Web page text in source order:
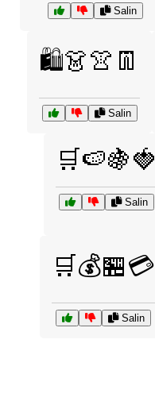
Salin
🛍️👗👚👖
Salin
🛒🍉🍇🍓
Salin
🛒💰🏪💳
Salin